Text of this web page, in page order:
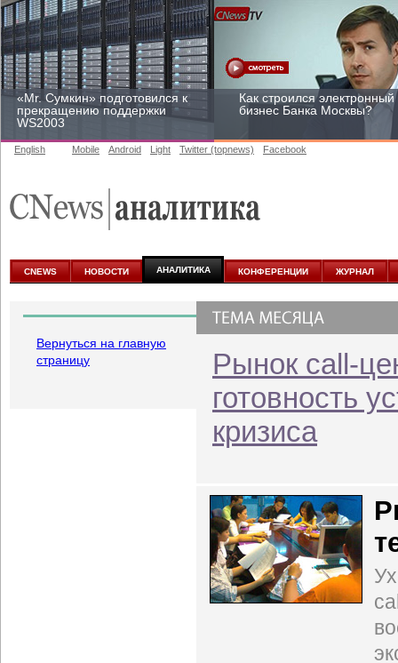
«Mr. Сумкин» подготовился к
прекращению поддержки
WS2003
Как строился электронный
бизнес Банка Москвы?
к аналитике
участвовать
English Mobile Android Light Twitter (topnews) Facebook
CNEWS НОВОСТИ АНАЛИТИКА КОНФЕРЕНЦИИ ЖУРНАЛ
Рынок call-
готовность
кризиса
Вернуться на главную
страницу